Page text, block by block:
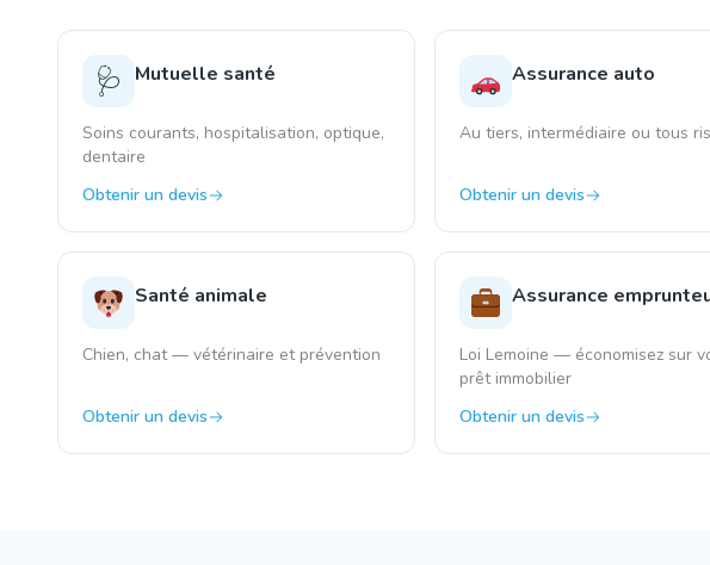
🩺 Mutuelle santé
Soins courants, hospitalisation, optique,
dentaire
Obtenir un devis
Assurance auto
Au tiers, intermédiaire ou tous
Obtenir un devis
Santé animale
Chien, chat — vétérinaire et prévention
Obtenir un devis
Assurance
Loi Lemoine — économisez sur
prêt immobilier
Obtenir un devis